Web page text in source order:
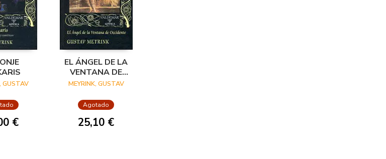
GUSTAV
€
EL ÁNGEL DE LA
VENTANA DE
OCCIDENTE
MEYRINK, GUSTAV
Agotado
25,10 €